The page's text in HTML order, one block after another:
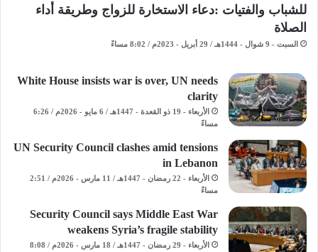
للشباب والفتيات :دعاء الاستخارة للزواج وطريقة أداء
الصلاة
السبت - 9 شوال - 1444هـ / 29 أبريل - 2023م / 8:02 مساءً
White House insists war is over, UN needs
clarity
الأربعاء - 19 ذو القعدة - 1447هـ / 6 مايو - 2026م / 6:26
مساءً
UN Security Council clashes amid tensions
in Lebanon
الأربعاء - 22 رمضان - 1447هـ / 11 مارس - 2026م / 2:51
مساءً
Security Council says Middle East War
weakens Syria’s fragile stability
الأربعاء - 29 رمضان - 1447هـ / 18 مارس - 2026م / 8:08